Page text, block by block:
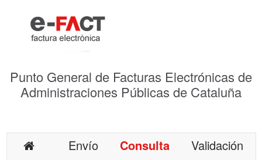
Punto General de Facturas Electrónicas de
Administraciones Públicas de Cataluña
Envío Consulta
Validación